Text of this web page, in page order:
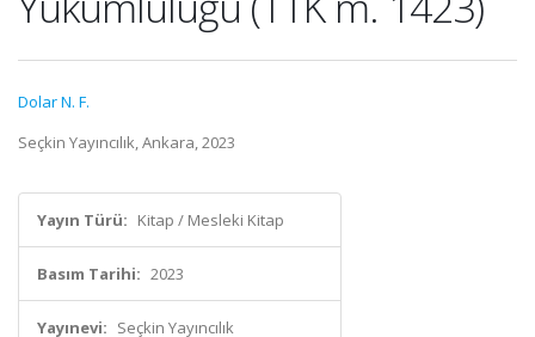
Dolar N. F.
Seçkin Yayıncılık, Ankara, 2023
Yayın Türü: Kitap / Mesleki Kitap
Basım Tarihi: 2023
Yayınevi: Seçkin Yayıncılık